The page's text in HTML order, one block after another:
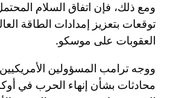
ومع ذلك، فإن اتفاق السلام المحتمل
توقعات بتعزيز إمدادات الطاقة
العقوبات على موسكو.
ووجه ترامب المسؤولين
محادثات بشأن إنهاء الحرب في